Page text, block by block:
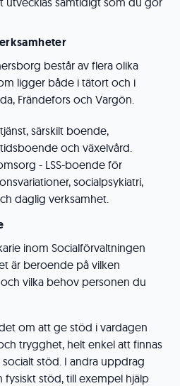
består av flera olika
ligger både i tätort och i
Frändefors och Vargön.
särskilt boende,
och växelvård.
- LSS-boende för
socialpsykiatri,
daglig verksamhet.
inom Socialförvaltningen
är beroende på vilken
vilka behov personen du
om att ge stöd i vardagen
trygghet, helt enkel att finnas
stöd. I andra uppdrag
stöd, till exempel hjälp